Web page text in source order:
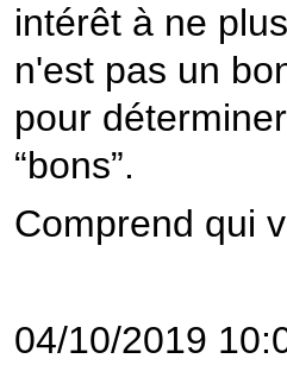
intérêt à ne
n'est pas un
pour
“bons”.
Comprend qui
04/10/2019